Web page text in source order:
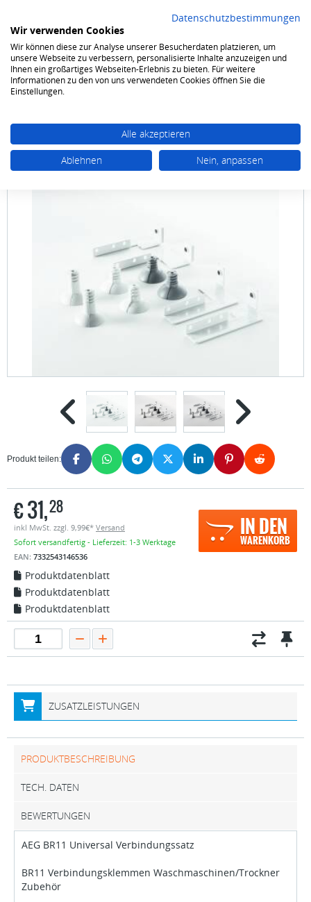
0
Waschen & Trocknen Zubehör
BR11 Universal Verbindungssatz
Produkt teilen:
IN DEN
WARENKORB
€31,28
inkl MwSt. zzgl. 9,99€* Versand
Sofort versandfertig - Lieferzeit: 1-3 Werktage
EAN: 7332543146536
Produktdatenblatt
Produktdatenblatt
Produktdatenblatt
ZUSATZLEISTUNGEN
PRODUKTBESCHREIBUNG
TECH. DATEN
BEWERTUNGEN
AEG BR11 Universal Verbindungssatz
BR11 Verbindungsklemmen Waschmaschinen/Trockner
Zubehör
Datenschutzbestimmungen
Wir verwenden Cookies
Wir können diese zur Analyse unserer Besucherdaten platzieren, um
unsere Webseite zu verbessern, personalisierte Inhalte anzuzeigen und
Ihnen ein großartiges Webseiten-Erlebnis zu bieten. Für weitere
Informationen zu den von uns verwendeten Cookies öffnen Sie die
Einstellungen.
Alle akzeptieren
Ablehnen
Nein, anpassen